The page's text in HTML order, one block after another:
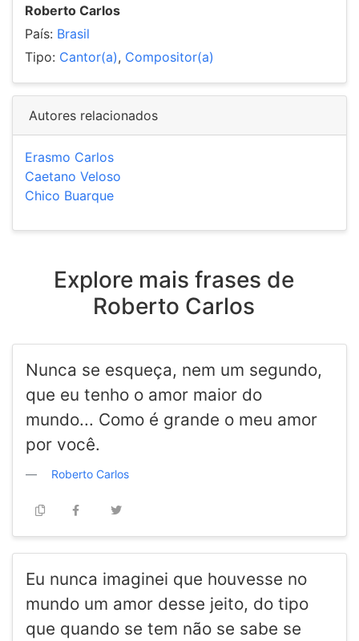
Roberto Carlos
País: Brasil
Tipo: Cantor(a), Compositor(a)
Autores relacionados
Erasmo Carlos
Caetano Veloso
Chico Buarque
Explore mais frases de
Roberto Carlos
Nunca se esqueça, nem um segundo,
que eu tenho o amor maior do
mundo... Como é grande o meu amor
por você.
Roberto Carlos
Eu nunca imaginei que houvesse no
mundo um amor desse jeito, do tipo
que quando se tem não se sabe se